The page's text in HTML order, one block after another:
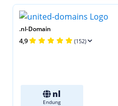
.nl-Domain
4,9 (152)
nl
Endung